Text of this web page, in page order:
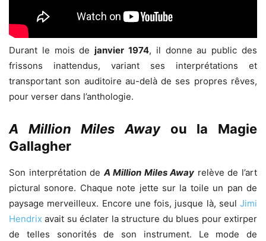
Durant le mois dejanvier 1974, il donne au public des
frissons inattendus, variant ses interprétations et
transportant son auditoire au-delà de ses propres rêves,
pour verser dans l’anthologie.
A Million Miles Awayou la Magie
Gallagher
Son interprétation de A Million Miles Away relève de l’art
pictural sonore. Chaque note jette sur la toile un pan de
paysage merveilleux. Encore une fois, jusque là, seul Jimi
Hendrix avait su éclater la structure du blues pour extirper
de telles sonorités de son instrument. Le mode de